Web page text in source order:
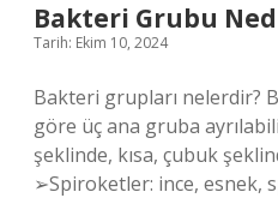
Bakteri Grubu
Tarih: Ekim 10, 2024
Bakteri grupları nelerdir?
göre üç ana gruba
şeklinde, kısa, çubuk
➢Spiroketler: ince, esnek,